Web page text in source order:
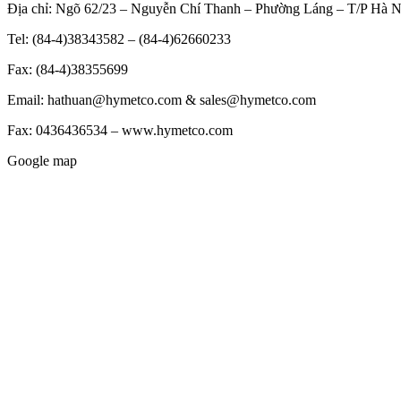
Địa chỉ: Ngõ 62/23 – Nguyễn Chí Thanh – Phường Láng – T/P Hà
Tel: (84-4)38343582 – (84-4)62660233
Fax: (84-4)38355699
Email: hathuan@hymetco.com & sales@hymetco.com
Fax: 0436436534 – www.hymetco.com
Google map